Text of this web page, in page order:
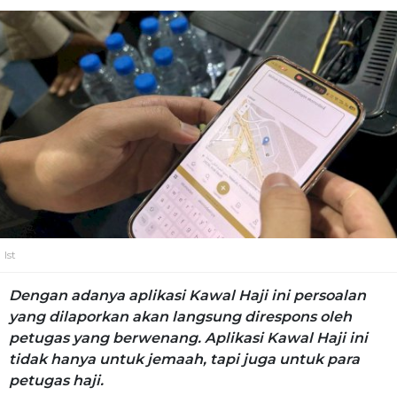
Ist
Dengan adanya aplikasi Kawal Haji ini persoalan
yang dilaporkan akan langsung direspons oleh
petugas yang berwenang. Aplikasi Kawal Haji ini
tidak hanya untuk jemaah, tapi juga untuk para
petugas haji.